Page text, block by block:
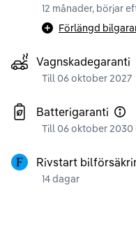
12 månader, börjar
Förlängd
Vagnskadegaranti
Till 06 oktober 2027
Batterigaranti
Till 06 oktober 2030
Rivstart
14 dagar